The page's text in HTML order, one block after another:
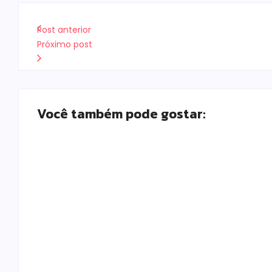
Post anterior
Próximo post
Você também pode gostar: